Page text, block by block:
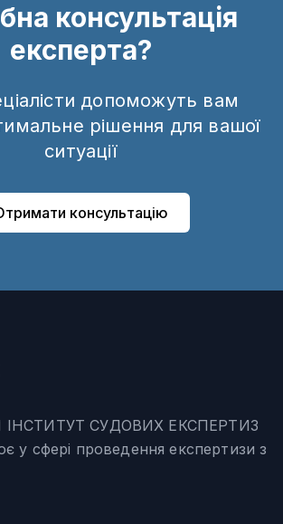
консультація
експерта?
допоможуть вам
рішення для вашої
ситуації
консультацію
СУДОВИХ ЕКСПЕРТИЗ
у сфері проведення експертизи з